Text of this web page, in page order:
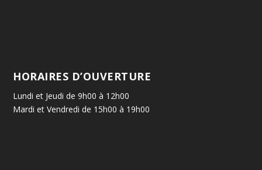
HORAIRES D’OUVERTURE
Lundi et Jeudi de 9h00 à 12h00
Mardi et Vendredi de 15h00 à 19h00